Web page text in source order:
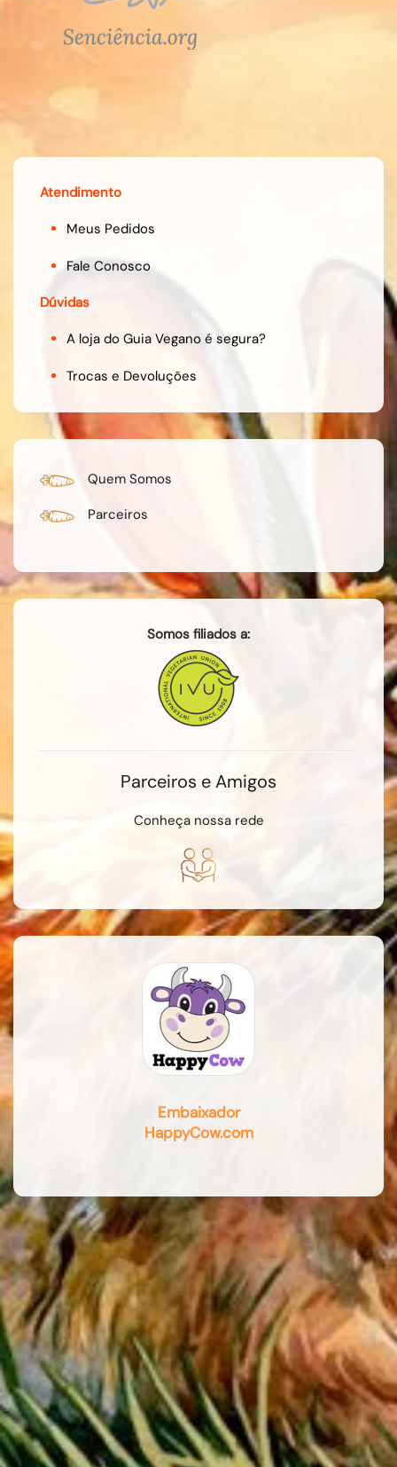
Atendimento
Meus Pedidos
Fale Conosco
Dúvidas
A loja do Guia Vegano é segura?
Trocas e Devoluções
Quem Somos
Parceiros
Somos filiados a:
Parceiros e Amigos
Conheça nossa rede
Embaixador
HappyCow.com